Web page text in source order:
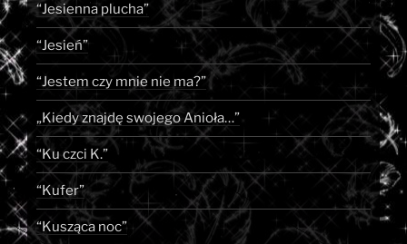
“Jesienna plucha”
“Jesień”
“Jestem czy mnie nie ma?”
„Kiedy znajdę swojego Anioła…”
“Ku czci K.”
“Kufer”
“Kusząca noc”